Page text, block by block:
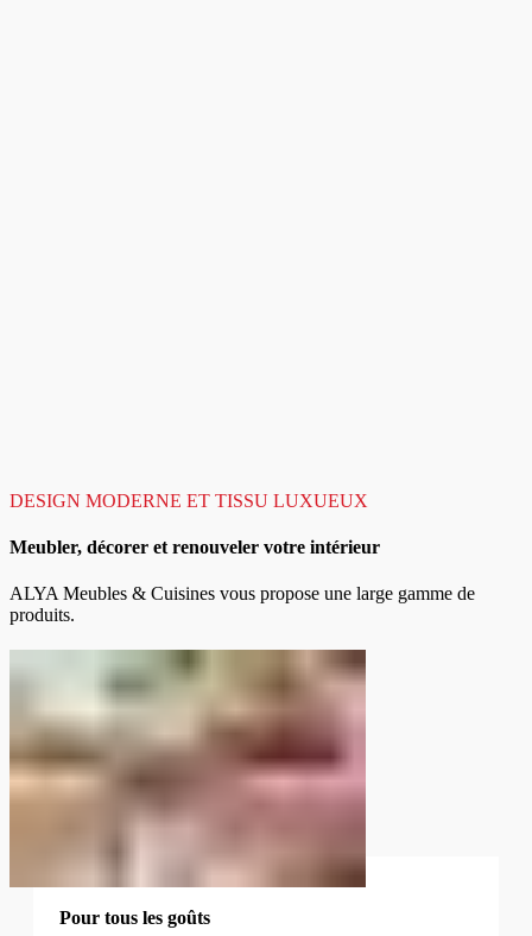
DESIGN MODERNE ET TISSU LUXUEUX
Meubler, décorer et renouveler votre intérieur
ALYA Meubles & Cuisines vous propose une large gamme de
produits.
Pour tous les goûts